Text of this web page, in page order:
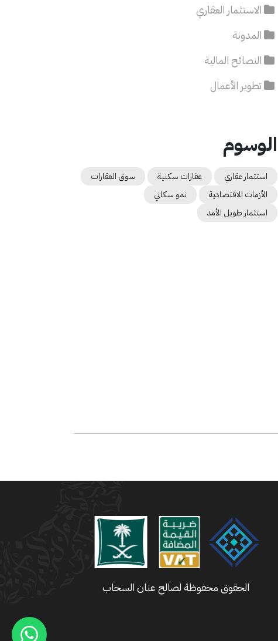
الاستثمار العقاري
المدونة
النصائح المالية
تطوير الأعمال
الوسوم
استثمار عقاري عقارات سكنية
سوق العقارات
الأزمات الاقتصادية
نمو سكاني
استثمار طويل الأمد
الحقوق محفوظة لصالح عنان السحاب